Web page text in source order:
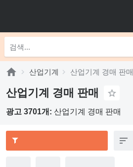
산업기계 산업기계 경매 판매
산업기계 경매 판매
광고 3701개: 산업기계 경매 판매